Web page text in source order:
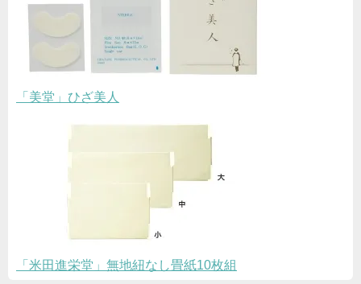
「美堂」ひざ美人
「米田進栄堂」無地紐なし畳紙10枚組